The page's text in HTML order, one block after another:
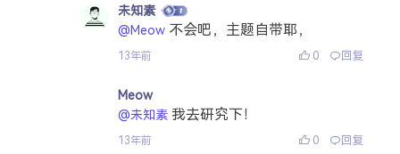
未知素
@Meow 不会吧，主题自带耶，
13年前 0 回复
Meow
@未知素 我去研究下！
13年前 0 回复